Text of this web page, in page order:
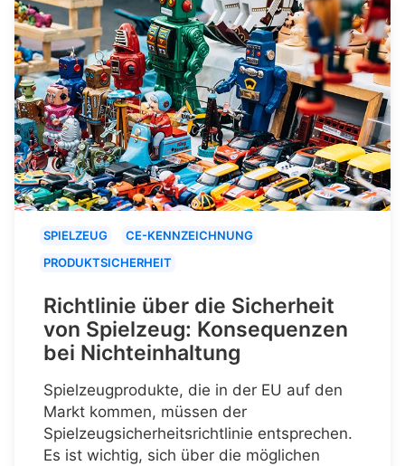
SPIELZEUG
CE-KENNZEICHNUNG
PRODUKTSICHERHEIT
Richtlinie über die Sicherheit
von Spielzeug: Konsequenzen
bei Nichteinhaltung
Spielzeugprodukte, die in der EU auf den
Markt kommen, müssen der
Spielzeugsicherheitsrichtlinie entsprechen.
Es ist wichtig, sich über die möglichen